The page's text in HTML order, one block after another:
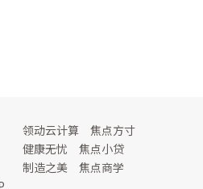
领动云计算
焦点方寸
健康无忧
焦点小贷
制造之美
焦点商学